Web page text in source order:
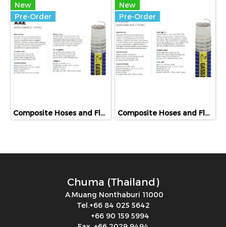
New
Pre-Order
Composite Hoses and Flex,AAE, HIDROCARBUROS I PETROL
New
Pre-Order
Composite Hoses and Flex, AGE, HIDROCARBUROS I PETROL
Chuma (Thailand)
A.Muang Nonthaburi 11000
Tel.+66 84 025 5642
+66 90 159 5994